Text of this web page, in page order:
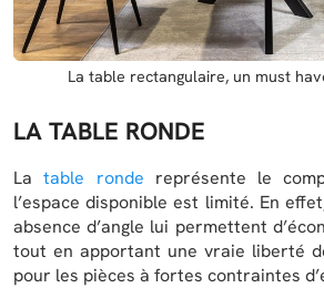
La table rectangulaire, un must
LA TABLE RONDE
Latable ronde représente le
l’espace disponible est limité. En
absence d’angle lui permettent
tout en apportant une vraie liberté
pour les pièces à fortes contraintes